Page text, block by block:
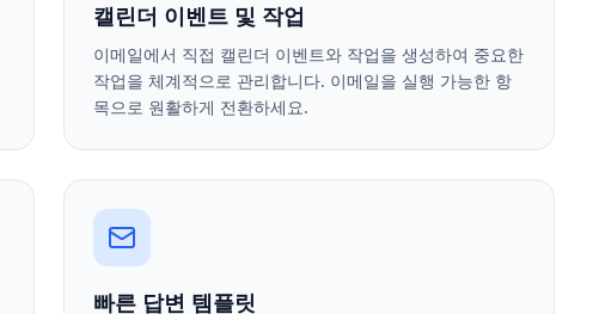
캘린더 이벤트 및 작업
이메일에서 직접 캘린더 이벤트와 작업을 생성하여 중요한
작업을 체계적으로 관리합니다. 이메일을 실행 가능한 항
목으로 원활하게 전환하세요.
빠른 답변 템플릿